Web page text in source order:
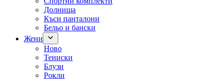
Долнища
Къси панталони
Бельо и бански
Жени
Ново
Тениски
Блузи
Рокли